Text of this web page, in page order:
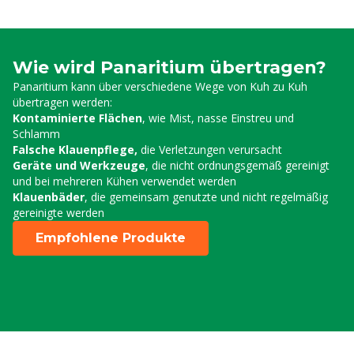
Wie wird Panaritium übertragen?
Panaritium kann über verschiedene Wege von Kuh zu Kuh
übertragen werden:
Kontaminierte Flächen, wie Mist, nasse Einstreu und
Schlamm
Falsche Klauenpflege, die Verletzungen verursacht
Geräte und Werkzeuge, die nicht ordnungsgemäß gereinigt
und bei mehreren Kühen verwendet werden
Klauenbäder, die gemeinsam genutzte und nicht regelmäßig
gereinigte werden
Empfohlene Produkte